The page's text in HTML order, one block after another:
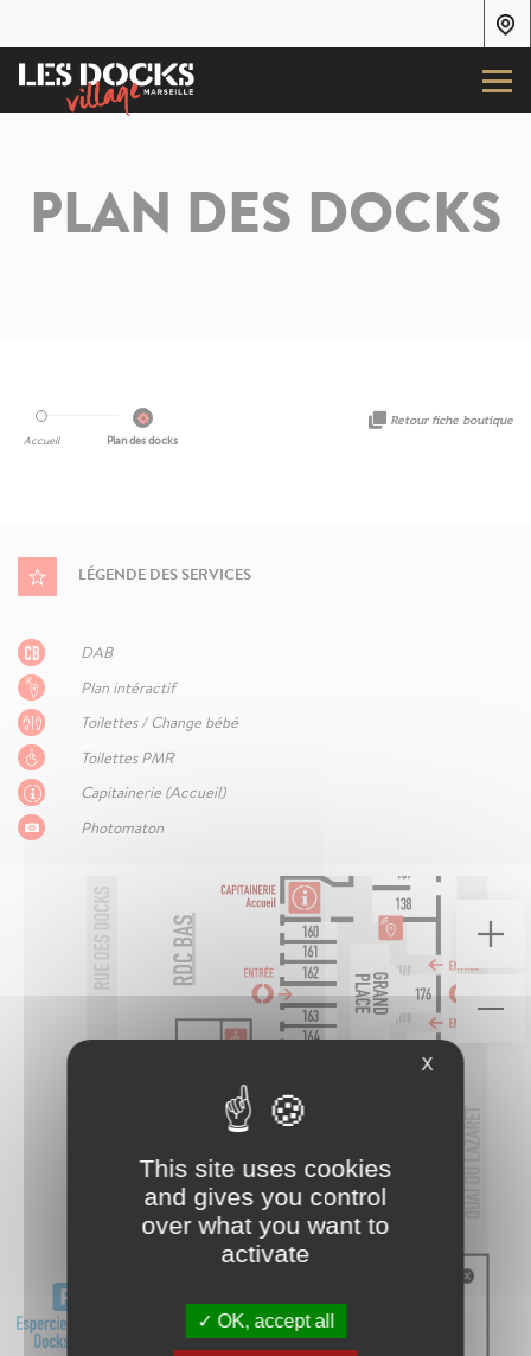
PLAN DES DOCKS
Accueil Plan des docks
Retour fiche boutique
LÉGENDE DES SERVICES
DAB
Plan intéractif
Toilettes / Change bébé
Toilettes PMR
Capitainerie (Accueil)
Photomaton
X
This site uses cookies
and gives you control
over what you want to
activate
OK, accept all